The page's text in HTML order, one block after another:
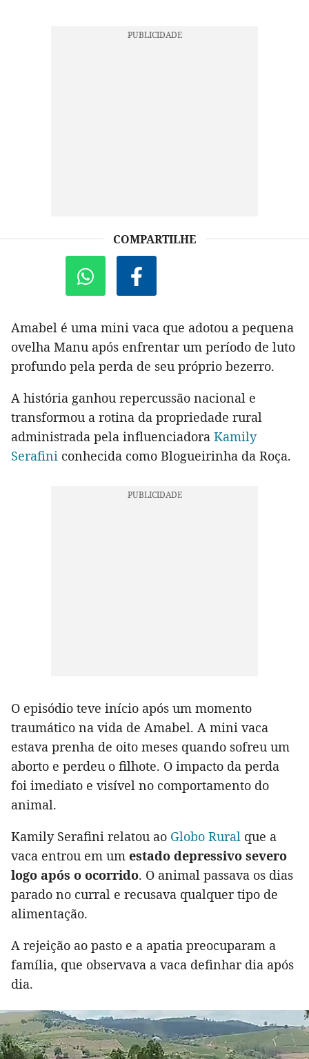
COMPARTILHE
Amabel é uma mini vaca que adotou a pequena
ovelha Manu após enfrentar um período de luto
profundo pela perda de seu próprio bezerro.
A história ganhou repercussão nacional e
transformou a rotina da propriedade rural
administrada pela influenciadora Kamily
Serafini conhecida como Blogueirinha da Roça.
O episódio teve início após um momento
traumático na vida de Amabel. A mini vaca
estava prenha de oito meses quando sofreu um
aborto e perdeu o filhote. O impacto da perda
foi imediato e visível no comportamento do
animal.
Kamily Serafini relatou ao Globo Rural que a
vaca entrou em um estado depressivo severo
logo após o ocorrido. O animal passava os dias
parado no curral e recusava qualquer tipo de
alimentação.
A rejeição ao pasto e a apatia preocuparam a
família, que observava a vaca definhar dia após
dia.